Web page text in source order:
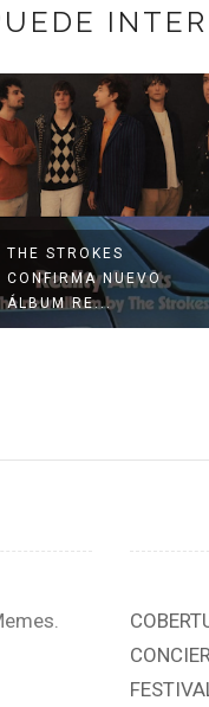
THE STROKES
CONFIRMA NUEVO
ÁLBUM RE...